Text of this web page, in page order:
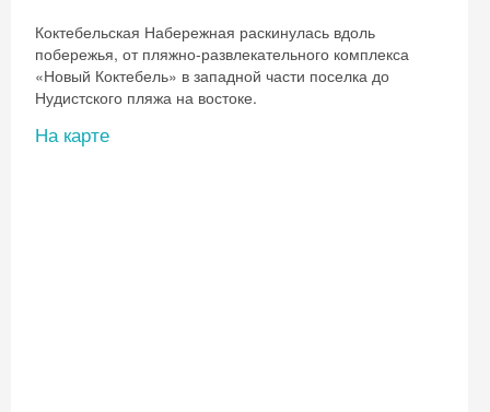
Коктебельская Набережная раскинулась вдоль
побережья, от пляжно-развлекательного комплекса
«Новый Коктебель» в западной части поселка до
Нудистского пляжа на востоке.
На карте